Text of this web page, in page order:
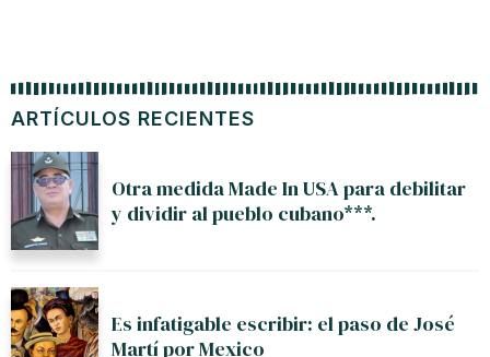
ARTÍCULOS RECIENTES
Otra medida Made In USA para debilitar
y dividir al pueblo cubano***.
Es infatigable escribir: el paso de José
Martí por Mexico